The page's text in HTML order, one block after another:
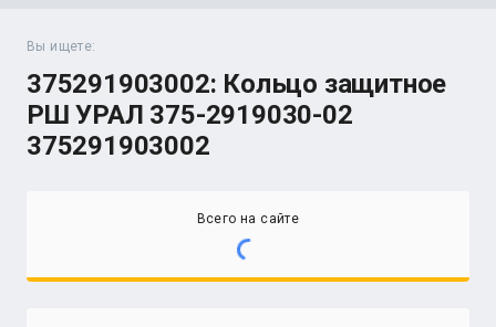
Вы ищете:
375291903002: Кольцо защитное
РШ УРАЛ 375-2919030-02
375291903002
Всего на сайте